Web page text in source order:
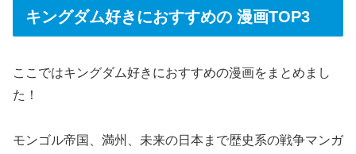
キングダム好きにおすすめの 漫画TOP3
ここではキングダム好きにおすすめの漫画をまとめまし
た！
モンゴル帝国、満州、未来の日本まで歴史系の戦争マンガ